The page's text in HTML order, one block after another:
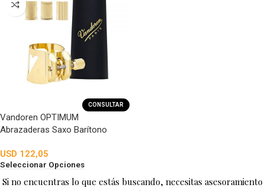
CONSULTAR
Vandoren OPTIMUM
Abrazaderas Saxo Barítono
USD 122,05
Seleccionar Opciones
Si no encuentras lo que estás buscando, necesitas asesoramiento